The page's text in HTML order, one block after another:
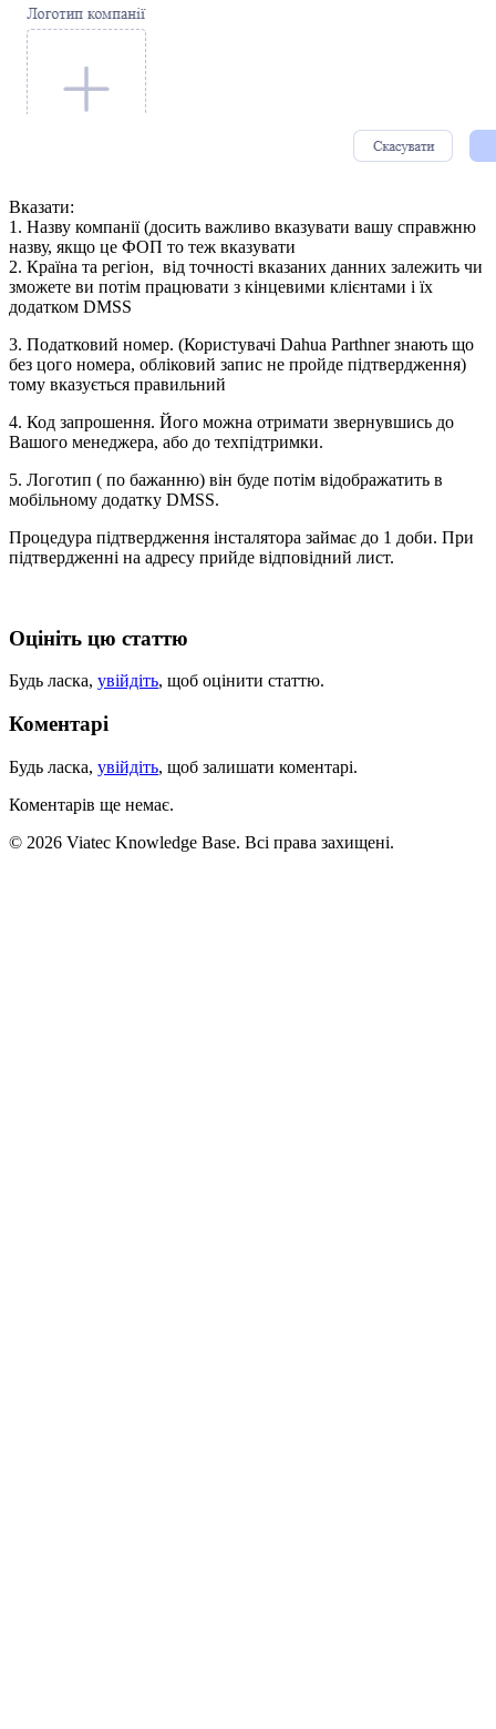
Вказати:
1. Назву компанії (досить важливо вказувати вашу справжню
назву, якщо це ФОП то теж вказувати
2. Країна та регіон, від точності вказаних данних залежить чи
зможете ви потім працювати з кінцевими клієнтами і їх
додатком DMSS
3. Податковий номер. (Користувачі Dahua Parthner знають що
без цого номера, обліковий запис не пройде підтвердження)
тому вказується правильний
4. Код запрошення. Його можна отримати звернувшись до
Вашого менеджера, або до техпідтримки.
5. Логотип ( по бажанню) він буде потім відображатить в
мобільному додатку DMSS.
Процедура підтвердження інсталятора займає до 1 доби. При
підтвердженні на адресу прийде відповідний лист.
Оцініть цю статтю
Будь ласка, увійдіть, щоб оцінити статтю.
Коментарі
Будь ласка, увійдіть, щоб залишати коментарі.
Коментарів ще немає.
© 2026 Viatec Knowledge Base. Всі права захищені.